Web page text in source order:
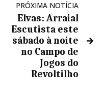
PRÓXIMA NOTÍCIA
Elvas: Arraial
Escutista este
sábado à noite
no Campo de
Jogos do
Revoltilho